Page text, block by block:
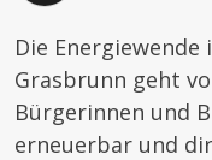
Die
Grasbrunn geht
Bürgerinnen und
erneuerbar und